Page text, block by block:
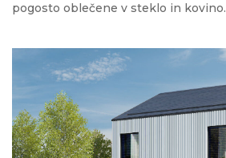
pogosto oblečene v steklo in kovino.